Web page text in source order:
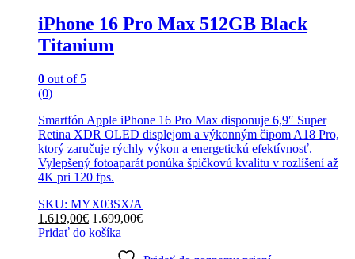
iPhone 16 Pro Max 512GB Black
Titanium
0 out of 5
(0)
Smartfón Apple iPhone 16 Pro Max disponuje 6,9″ Super
Retina XDR OLED displejom a výkonným čipom A18 Pro,
ktorý zaručuje rýchly výkon a energetickú efektívnosť.
Vylepšený fotoaparát ponúka špičkovú kvalitu v rozlíšení až
4K pri 120 fps.
SKU: MYX03SX/A
1.619,00€ 1.699,00€
Pridať do košíka